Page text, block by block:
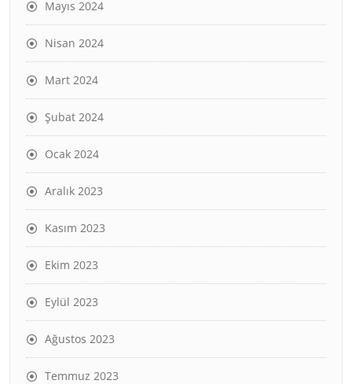
Mayıs 2024
Nisan 2024
Mart 2024
Şubat 2024
Ocak 2024
Aralık 2023
Kasım 2023
Ekim 2023
Eylül 2023
Ağustos 2023
Temmuz 2023